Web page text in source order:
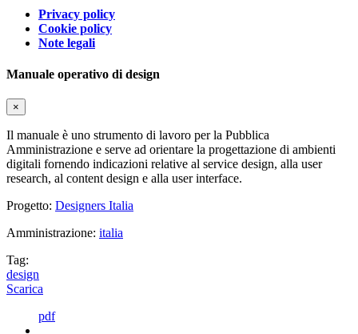
Privacy policy
Cookie policy
Note legali
Manuale operativo di design
×
Il manuale è uno strumento di lavoro per la Pubblica
Amministrazione e serve ad orientare la progettazione di ambienti
digitali fornendo indicazioni relative al service design, alla user
research, al content design e alla user interface.
Progetto: Designers Italia
Amministrazione: italia
Tag:
design
Scarica
pdf